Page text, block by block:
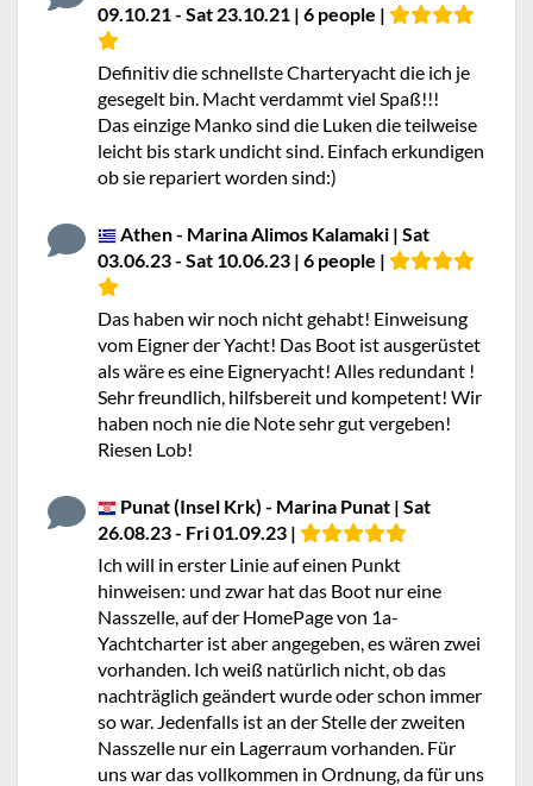
09.10.21 - Sat 23.10.21 | 6 people |
Definitiv die schnellste Charteryacht die ich je
gesegelt bin. Macht verdammt viel Spaß!!!
Das einzige Manko sind die Luken die teilweise
leicht bis stark undicht sind. Einfach erkundigen
ob sie repariert worden sind:)
Athen - Marina Alimos Kalamaki | Sat
03.06.23 - Sat 10.06.23 | 6 people |
Das haben wir noch nicht gehabt! Einweisung
vom Eigner der Yacht! Das Boot ist ausgerüstet
als wäre es eine Eigneryacht! Alles redundant !
Sehr freundlich, hilfsbereit und kompetent! Wir
haben noch nie die Note sehr gut vergeben!
Riesen Lob!
Punat (Insel Krk) - Marina Punat | Sat
26.08.23 - Fri 01.09.23 |
Ich will in erster Linie auf einen Punkt
hinweisen: und zwar hat das Boot nur eine
Nasszelle, auf der HomePage von 1a-
Yachtcharter ist aber angegeben, es wären zwei
vorhanden. Ich weiß natürlich nicht, ob das
nachträglich geändert wurde oder schon immer
so war. Jedenfalls ist an der Stelle der zweiten
Nasszelle nur ein Lagerraum vorhanden. Für
uns war das vollkommen in Ordnung, da für uns